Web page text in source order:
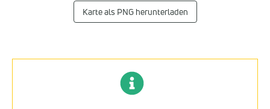
Karte als PNG herunterladen